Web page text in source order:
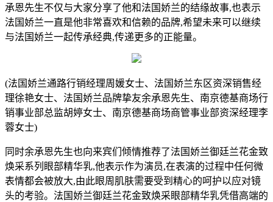
承恩先生不仅与大家分享了他和法国娇兰的结缘故事,也表示
法国娇兰一直是他非常喜欢和信赖的品牌,希望未来可以继续
与法国娇兰一起传承经典,传递更多的正能量。
(法国娇兰通路行销经理周媛女士、法国娇兰东区资深销售经
理徐艳女士、法国娇兰品牌挚友余承恩先生、南京德基商场行
销事业部总监胡婷女士、南京德基商场商管事业部资深经理李
蓉女士)
同时余承恩先生也向来宾们倾情推荐了法国娇兰御廷兰花金致
焕采系列眼部精华乳,他表示作为演员,在表演的过程中任何微
表情都会被放大,由此眼周肌肤需要受到精心的呵护以应对镜
头的考验。法国娇兰御廷兰花金致焕采眼部精华乳凭借高端的